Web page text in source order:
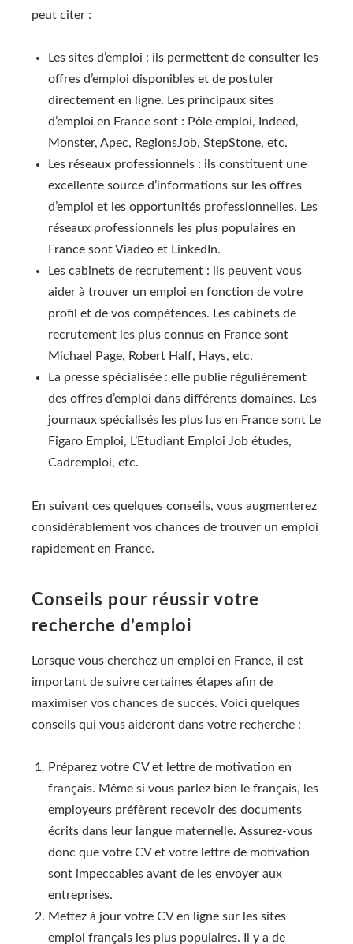
peut citer :
Les sites d’emploi : ils permettent de consulter les
offres d’emploi disponibles et de postuler
directement en ligne. Les principaux sites
d’emploi en France sont : Pôle emploi, Indeed,
Monster, Apec, RegionsJob, StepStone, etc.
Les réseaux professionnels : ils constituent une
excellente source d’informations sur les offres
d’emploi et les opportunités professionnelles. Les
réseaux professionnels les plus populaires en
France sont Viadeo et LinkedIn.
Les cabinets de recrutement : ils peuvent vous
aider à trouver un emploi en fonction de votre
profil et de vos compétences. Les cabinets de
recrutement les plus connus en France sont
Michael Page, Robert Half, Hays, etc.
La presse spécialisée : elle publie régulièrement
des offres d’emploi dans différents domaines. Les
journaux spécialisés les plus lus en France sont Le
Figaro Emploi, L’Etudiant Emploi Job études,
Cadremploi, etc.
En suivant ces quelques conseils, vous augmenterez
considérablement vos chances de trouver un emploi
rapidement en France.
Conseils pour réussir votre
recherche d’emploi
Lorsque vous cherchez un emploi en France, il est
important de suivre certaines étapes afin de
maximiser vos chances de succès. Voici quelques
conseils qui vous aideront dans votre recherche :
Préparez votre CV et lettre de motivation en
français. Même si vous parlez bien le français, les
employeurs préfèrent recevoir des documents
écrits dans leur langue maternelle. Assurez-vous
donc que votre CV et votre lettre de motivation
sont impeccables avant de les envoyer aux
entreprises.
Mettez à jour votre CV en ligne sur les sites
emploi français les plus populaires. Il y a de